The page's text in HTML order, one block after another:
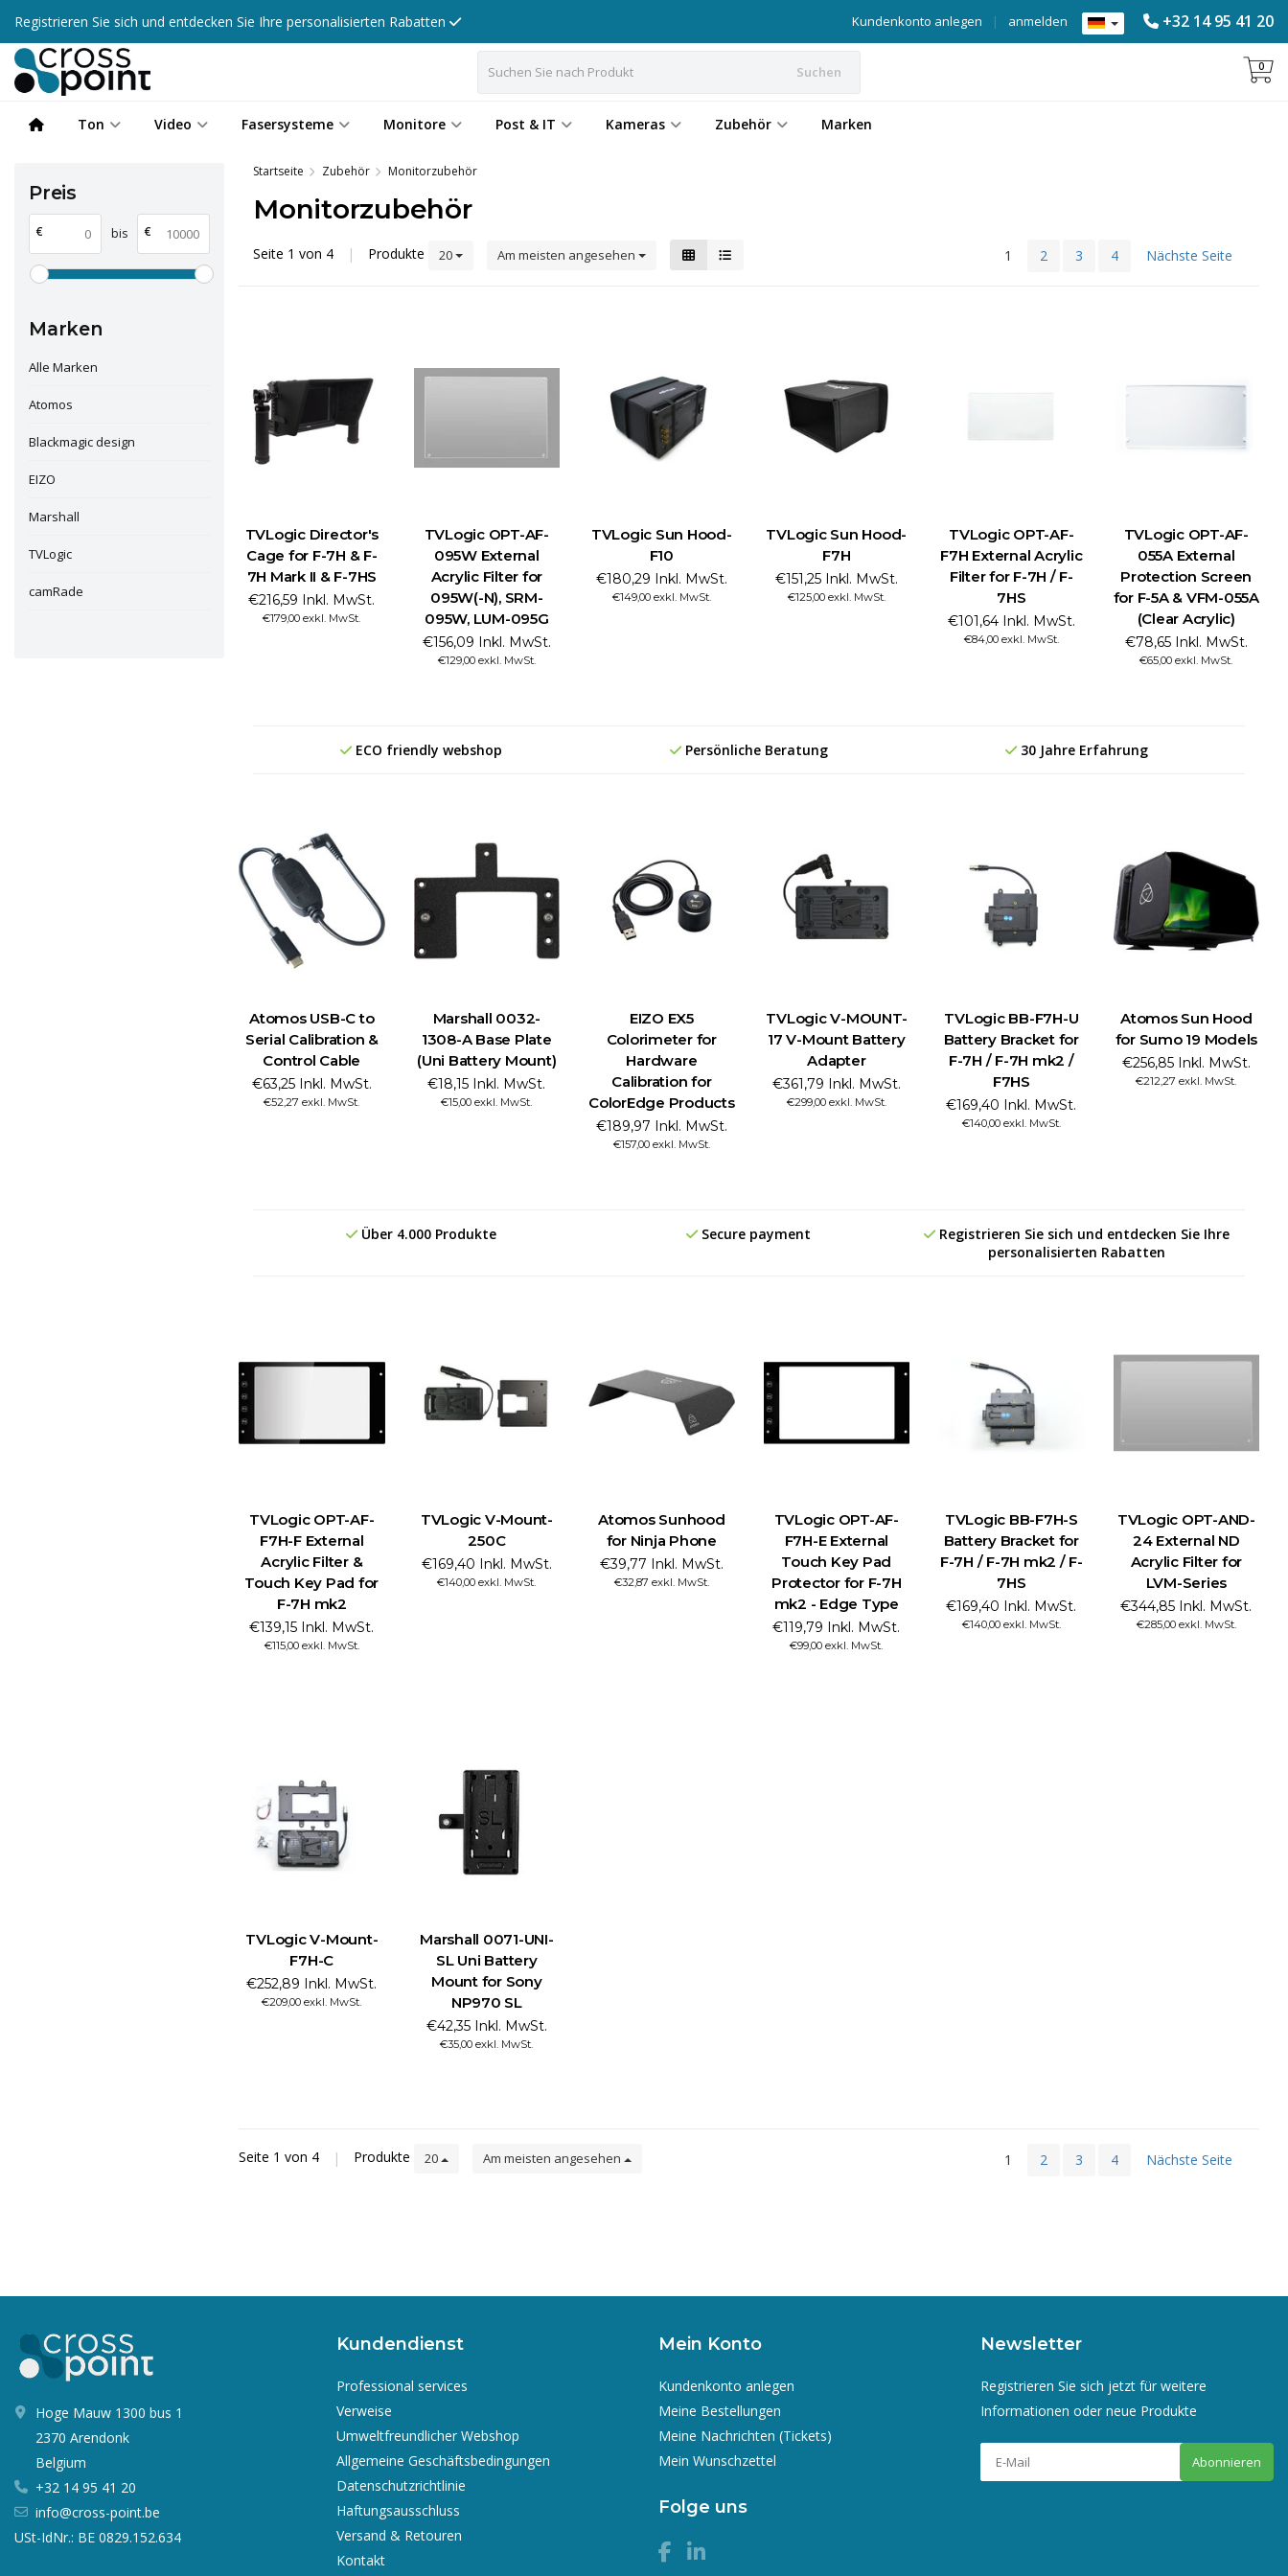
Registrieren Sie sich und entdecken Sie Ihre personalisierten Rabatten +32 14 95 41 20
anmelden
|
Kundenkonto anlegen
Suchen 0
Ton Video Fasersysteme Monitore Post & IT Kameras Zubehör Marken
Preis
€ bis €
Marken
Alle Marken
Atomos
Blackmagic design
EIZO
Marshall
TVLogic
camRade
Startseite Zubehör Monitorzubehör
Monitorzubehör
Seite 1 von 4 | Produkte 20 Am meisten angesehen 1 2 3 4 Nächste Seite
TVLogic Director's
Cage for F-7H & F-
7H Mark II & F-7HS
€216,59 Inkl. MwSt.
€179,00 exkl. MwSt.
TVLogic OPT-AF-
095W External
Acrylic Filter for
095W(-N), SRM-
095W, LUM-095G
€156,09 Inkl. MwSt.
€129,00 exkl. MwSt.
TVLogic Sun Hood-
F10
€180,29 Inkl. MwSt.
€149,00 exkl. MwSt.
TVLogic Sun Hood-
F7H
€151,25 Inkl. MwSt.
€125,00 exkl. MwSt.
TVLogic OPT-AF-
F7H External Acrylic
Filter for F-7H / F-
7HS
€101,64 Inkl. MwSt.
€84,00 exkl. MwSt.
TVLogic OPT-AF-
055A External
Protection Screen
for F-5A & VFM-055A
(Clear Acrylic)
€78,65 Inkl. MwSt.
€65,00 exkl. MwSt.
ECO friendly webshop Persönliche Beratung 30 Jahre Erfahrung
Atomos USB-C to
Serial Calibration &
Control Cable
€63,25 Inkl. MwSt.
€52,27 exkl. MwSt.
Marshall 0032-
1308-A Base Plate
(Uni Battery Mount)
€18,15 Inkl. MwSt.
€15,00 exkl. MwSt.
EIZO EX5
Colorimeter for
Hardware
Calibration for
ColorEdge Products
€189,97 Inkl. MwSt.
€157,00 exkl. MwSt.
TVLogic V-MOUNT-
17 V-Mount Battery
Adapter
€361,79 Inkl. MwSt.
€299,00 exkl. MwSt.
TVLogic BB-F7H-U
Battery Bracket for
F-7H / F-7H mk2 /
F7HS
€169,40 Inkl. MwSt.
€140,00 exkl. MwSt.
Atomos Sun Hood
for Sumo 19 Models
€256,85 Inkl. MwSt.
€212,27 exkl. MwSt.
Über 4.000 Produkte Secure payment
Registrieren Sie sich und entdecken Sie Ihre
personalisierten Rabatten
TVLogic OPT-AF-
F7H-F External
Acrylic Filter &
Touch Key Pad for
F-7H mk2
€139,15 Inkl. MwSt.
€115,00 exkl. MwSt.
TVLogic V-Mount-
250C
€169,40 Inkl. MwSt.
€140,00 exkl. MwSt.
Atomos Sunhood
for Ninja Phone
€39,77 Inkl. MwSt.
€32,87 exkl. MwSt.
TVLogic OPT-AF-
F7H-E External
Touch Key Pad
Protector for F-7H
mk2 - Edge Type
€119,79 Inkl. MwSt.
€99,00 exkl. MwSt.
TVLogic BB-F7H-S
Battery Bracket for
F-7H / F-7H mk2 / F-
7HS
€169,40 Inkl. MwSt.
€140,00 exkl. MwSt.
TVLogic OPT-AND-
24 External ND
Acrylic Filter for
LVM-Series
€344,85 Inkl. MwSt.
€285,00 exkl. MwSt.
TVLogic V-Mount-
F7H-C
€252,89 Inkl. MwSt.
€209,00 exkl. MwSt.
Marshall 0071-UNI-
SL Uni Battery
Mount for Sony
NP970 SL
€42,35 Inkl. MwSt.
€35,00 exkl. MwSt.
Seite 1 von 4 | Produkte 20 Am meisten angesehen 1 2 3 4 Nächste Seite
Hoge Mauw 1300 bus 1
2370 Arendonk
Belgium
+32 14 95 41 20
info@cross-point.be
USt-IdNr.: BE 0829.152.634
Kundendienst
Professional services
Verweise
Umweltfreundlicher Webshop
Allgemeine Geschäftsbedingungen
Datenschutzrichtlinie
Haftungsausschluss
Versand & Retouren
Kontakt
Mein Konto
Kundenkonto anlegen
Meine Bestellungen
Meine Nachrichten (Tickets)
Mein Wunschzettel
Folge uns
Newsletter
Registrieren Sie sich jetzt für weitere
Informationen oder neue Produkte
Abonnieren